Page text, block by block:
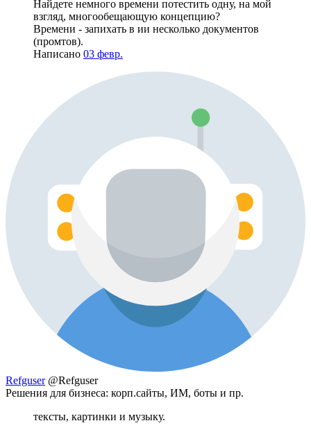
Найдете немного времени потестить одну, на мой
взгляд, многообещающую концепцию?
Времени - запихать в ии несколько документов
(промтов).
Написано 03 февр.
Refguser @Refguser
Решения для бизнеса: корп.сайты, ИМ, боты и пр.
тексты, картинки и музыку.